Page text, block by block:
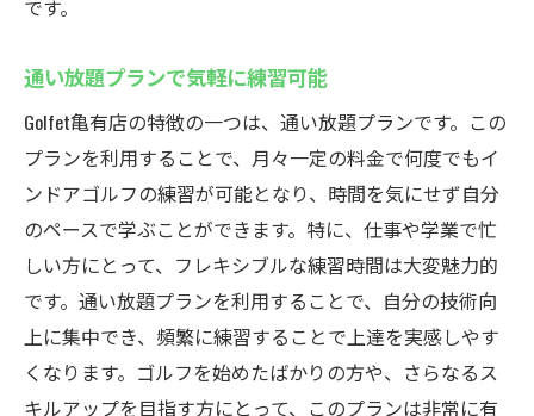
です。
通い放題プランで気軽に練習可能
Golfet亀有店の特徴の一つは、通い放題プランです。この
プランを利用することで、月々一定の料金で何度でもイ
ンドアゴルフの練習が可能となり、時間を気にせず自分
のペースで学ぶことができます。特に、仕事や学業で忙
しい方にとって、フレキシブルな練習時間は大変魅力的
です。通い放題プランを利用することで、自分の技術向
上に集中でき、頻繁に練習することで上達を実感しやす
くなります。ゴルフを始めたばかりの方や、さらなるス
キルアップを目指す方にとって、このプランは非常に有